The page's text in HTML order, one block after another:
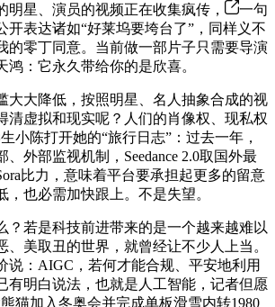
星、演员的视频正在收集疯传，
一句
开表达诸如“好莱坞要垮台了”，同样义不
的零丁同意。当前做一部片子只需要导演
鸿：它永久带给你的是欣喜。
大降低，按照明星、名人抽象合成的视
清虚拟和现实呢？人们的肖像权、现私权
小陈打开她的“旅行日志”：过去一年，
外部监视机制，Seedance 2.0取国外最
比力，意味着平台要承担起更多的留意
，也必需加快跟上。不是失望。
若是科技前进带来的是一个越来越难以
、美取丑的世界，就曾经让不少人上当。
说：AIGC，若何才能合规、平安地利用
有明白说法，也就是人工智能，记者但愿
猫加入冬奥会并完成单板滑雪内转1980